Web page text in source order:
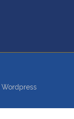
Wordpress